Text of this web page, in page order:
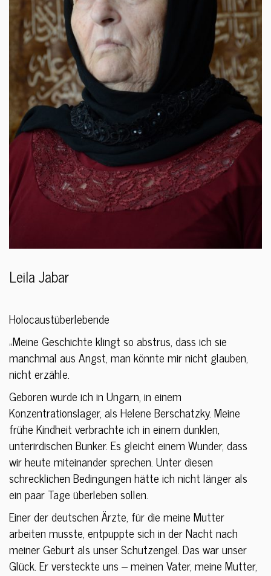
Leila Jabar
Holocaustüberlebende
„Meine Geschichte klingt so abstrus, dass ich sie
manchmal aus Angst, man könnte mir nicht glauben,
nicht erzähle.
Geboren wurde ich in Ungarn, in einem
Konzentrationslager, als Helene Berschatzky. Meine
frühe Kindheit verbrachte ich in einem dunklen,
unterirdischen Bunker. Es gleicht einem Wunder, dass
wir heute miteinander sprechen. Unter diesen
schrecklichen Bedingungen hätte ich nicht länger als
ein paar Tage überleben sollen.
Einer der deutschen Ärzte, für die meine Mutter
arbeiten musste, entpuppte sich in der Nacht nach
meiner Geburt als unser Schutzengel. Das war unser
Glück. Er versteckte uns – meinen Vater, meine Mutter,